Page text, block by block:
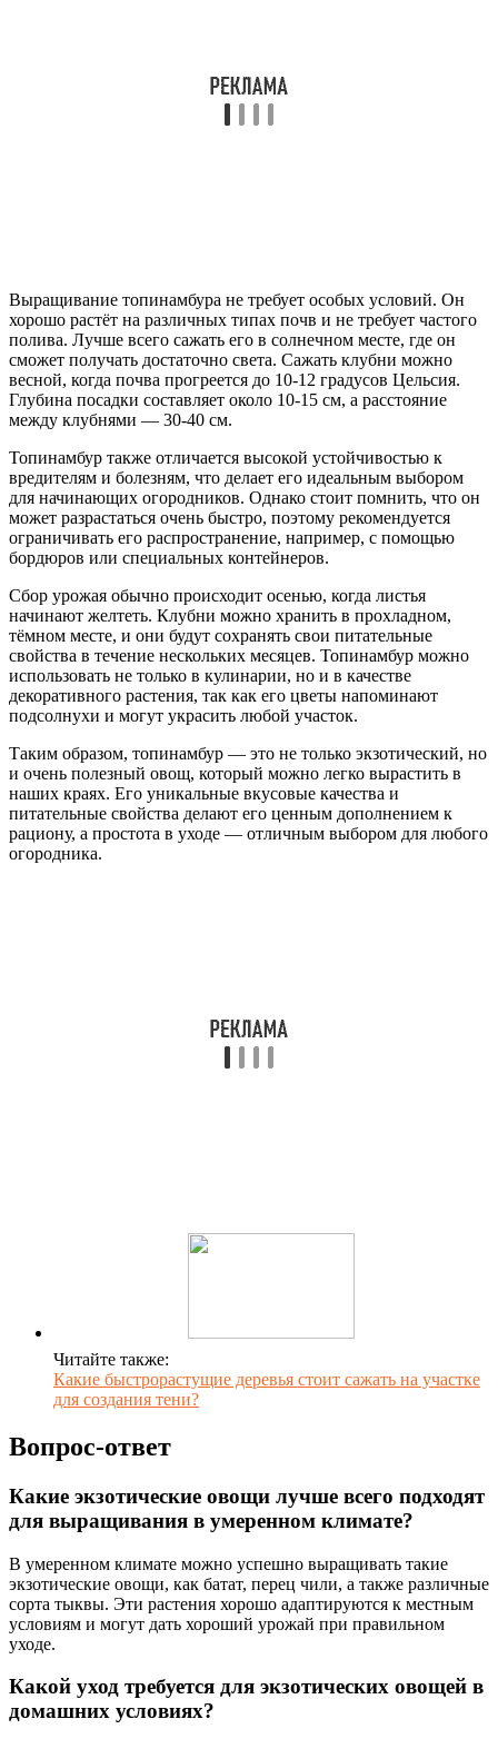
Выращивание топинамбура не требует особых условий. Он
хорошо растёт на различных типах почв и не требует частого
полива. Лучше всего сажать его в солнечном месте, где он
сможет получать достаточно света. Сажать клубни можно
весной, когда почва прогреется до 10-12 градусов Цельсия.
Глубина посадки составляет около 10-15 см, а расстояние
между клубнями — 30-40 см.
Топинамбур также отличается высокой устойчивостью к
вредителям и болезням, что делает его идеальным выбором
для начинающих огородников. Однако стоит помнить, что он
может разрастаться очень быстро, поэтому рекомендуется
ограничивать его распространение, например, с помощью
бордюров или специальных контейнеров.
Сбор урожая обычно происходит осенью, когда листья
начинают желтеть. Клубни можно хранить в прохладном,
тёмном месте, и они будут сохранять свои питательные
свойства в течение нескольких месяцев. Топинамбур можно
использовать не только в кулинарии, но и в качестве
декоративного растения, так как его цветы напоминают
подсолнухи и могут украсить любой участок.
Таким образом, топинамбур — это не только экзотический, но
и очень полезный овощ, который можно легко вырастить в
наших краях. Его уникальные вкусовые качества и
питательные свойства делают его ценным дополнением к
рациону, а простота в уходе — отличным выбором для любого
огородника.
Читайте также:
Какие быстрорастущие деревья стоит сажать на участке
для создания тени?
Вопрос-ответ
Какие экзотические овощи лучше всего подходят
для выращивания в умеренном климате?
В умеренном климате можно успешно выращивать такие
экзотические овощи, как батат, перец чили, а также различные
сорта тыквы. Эти растения хорошо адаптируются к местным
условиям и могут дать хороший урожай при правильном
уходе.
Какой уход требуется для экзотических овощей в
домашних условиях?